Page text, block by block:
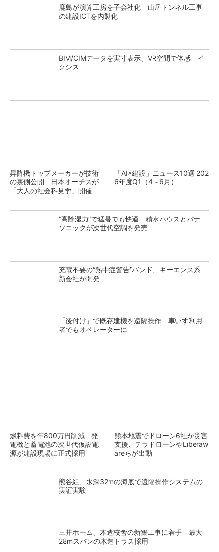
鹿島が演算工房を子会社化 山岳トンネル工事
の建設ICTを内製化
BIM/CIMデータを実寸表示、VR空間で体感 イ
クシス
昇降機トップメーカーが技術
の裏側公開 日本オーチスが
「大人の社会科見学」開催
「AI×建設」ニュース10選 202
6年度Q1（4～6月）
“高除湿力”で猛暑でも快適 積水ハウスとパナ
ソニックが次世代空調を発売
充電不要の“熱中症警告”バンド、キーエンス系
新会社が開発
「後付け」で既存建機を遠隔操作 車いす利用
者でもオペレーターに
燃料費を年800万円削減 発
電機と蓄電池の次世代仮設電
源が建設現場に正式採用
熊本地震でドローン6社が災害
支援、テラドローンやLiberaw
areらが出動
熊谷組、水深32mの海底で遠隔操作システムの
実証実験
三井ホーム、木造校舎の新築工事に着手 最大
28mスパンの木造トラス採用